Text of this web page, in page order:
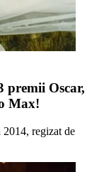
premii Oscar,
Max!
regizat de